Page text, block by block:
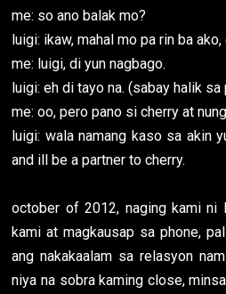
me: so ano balak mo?
luigi: ikaw, mahal mo pa rin ba ako,
me: luigi, di yun nagbago.
luigi: eh di tayo na. (sabay halik
me: oo, pero pano si cherry at
luigi: wala namang kaso sa akin
and ill be a partner to cherry.
october of 2012, naging kami ni
kami at magkausap sa phone,
ang nakakaalam sa relasyon
niya na sobra kaming close,